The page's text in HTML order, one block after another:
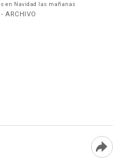
en Navidad las mañanas
ARCHIVO